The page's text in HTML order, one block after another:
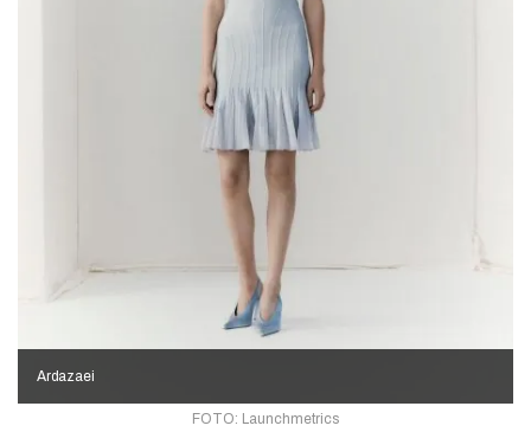
FOTO: Launchmetrics
Ardazaei